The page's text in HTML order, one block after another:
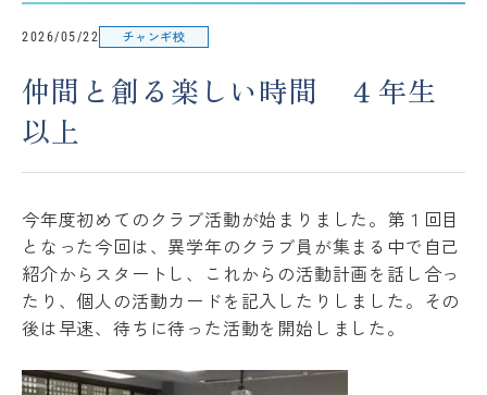
アクセス ACCESS
Please follow us !
2026/05/22 チャンギ校
仲間と創る楽しい時間 ４年生
以上
今年度初めてのクラブ活動が始まりました。第１回目
となった今回は、異学年のクラブ員が集まる中で自己
紹介からスタートし、これからの活動計画を話し合っ
たり、個人の活動カードを記入したりしました。その
後は早速、待ちに待った活動を開始しました。